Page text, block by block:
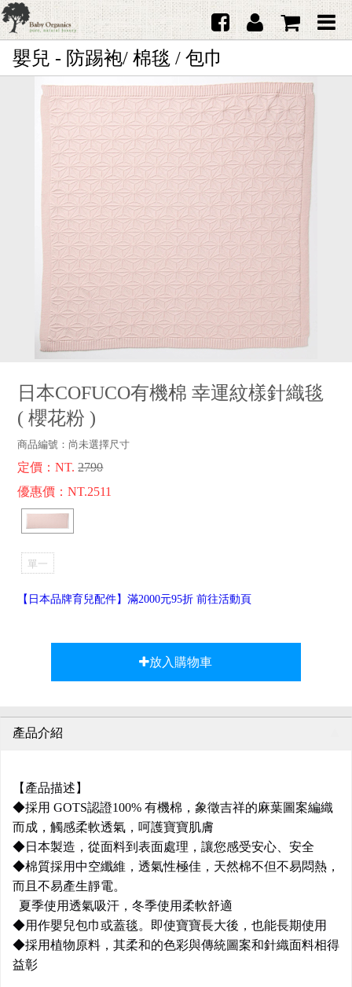
首頁
澳洲Purebaby有機棉
日本品牌育兒配件
韓國Merebe寶寶配件
嬰兒
女生
男生
禮品
服務據點
品牌故事
客服專區
嬰兒 - 防踢袍/ 棉毯 / 包巾
日本COFUCO有機棉 幸運紋樣針織毯
(櫻花粉 )
商品編號： 尚未選擇尺寸
定價：NT.2790
優惠價：NT.2511
單一
選項
【日本品牌育兒配件】滿2000元95折 前往活動頁
放入購物車
產品介紹
【產品描述】
◆採用 GOTS認證100% 有機棉，象徵吉祥的麻葉圖案編織
而成，觸感柔軟透氣，呵護寶寶肌膚
◆日本製造，從面料到表面處理，讓您感受安心、安全
◆棉質採用中空纖維，透氣性極佳，天然棉不但不易悶熱，
而且不易產生靜電。
夏季使用透氣吸汗，冬季使用柔軟舒適
◆用作嬰兒包巾或蓋毯。即使寶寶長大後，也能長期使用
◆採用植物原料，其柔和的色彩與傳統圖案和針織面料相得
益彰